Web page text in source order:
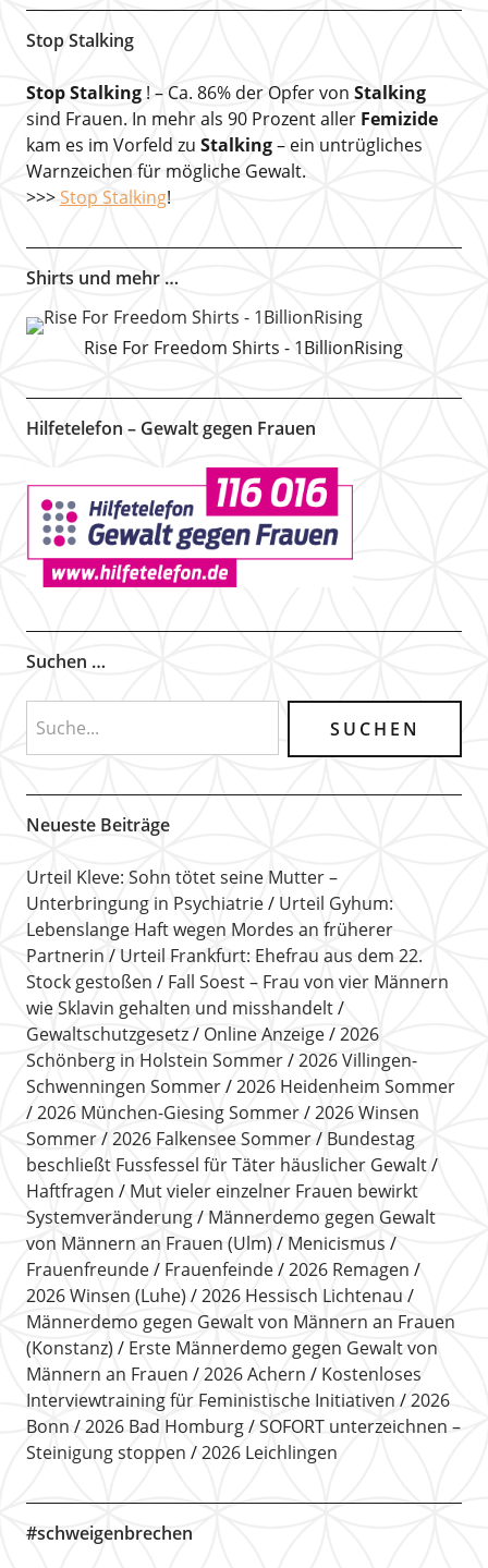
Stop Stalking
Stop Stalking! – Ca. 86% der Opfer von Stalking
sind Frauen. In mehr als 90 Prozent aller Femizide
kam es im Vorfeld zu Stalking– ein untrügliches
Warnzeichen für mögliche Gewalt.
>>> Stop Stalking!
Shirts und mehr …
Rise For Freedom Shirts - 1BillionRising
Hilfetelefon – Gewalt gegen Frauen
Suchen …
Neueste Beiträge
Urteil Kleve: Sohn tötet seine Mutter –
Unterbringung in Psychiatrie
Urteil Gyhum:
Lebenslange Haft wegen Mordes an früherer
Partnerin
Urteil Frankfurt: Ehefrau aus dem 22.
Stock gestoßen
Fall Soest – Frau von vier Männern
wie Sklavin gehalten und misshandelt
Gewaltschutzgesetz
Online Anzeige
2026
Schönberg in Holstein Sommer
2026 Villingen-
Schwenningen Sommer
2026 Heidenheim Sommer
2026 München-Giesing Sommer
2026 Winsen
Sommer
2026 Falkensee Sommer
Bundestag
beschließt Fussfessel für Täter häuslicher Gewalt
Haftfragen
Mut vieler einzelner Frauen bewirkt
Systemveränderung
Männerdemo gegen Gewalt
von Männern an Frauen (Ulm)
Menicismus
Frauenfreunde
Frauenfeinde
2026 Remagen
2026 Winsen (Luhe)
2026 Hessisch Lichtenau
Männerdemo gegen Gewalt von Männern an Frauen
(Konstanz)
Erste Männerdemo gegen Gewalt von
Männern an Frauen
2026 Achern
Kostenloses
Interviewtraining für Feministische Initiativen
2026
Bonn
2026 Bad Homburg
SOFORT unterzeichnen –
Steinigung stoppen
2026 Leichlingen
#schweigenbrechen